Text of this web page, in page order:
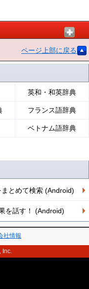
ページ上部に戻る
英和・和英辞典
フランス語辞典
ベトナム語辞典
とめて検索 (Android)
を話す！ (Android)
社情報
Inc.